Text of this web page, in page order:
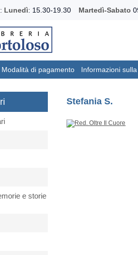
Lunedì: 15.30-19.30 Martedì-Sabato
Modalità di pagamento Informazioni
e storie
Stefania S.